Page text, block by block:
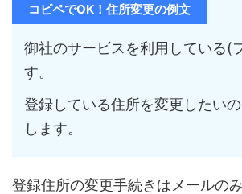
コピペでOK！住所変更の例文
御社のサービスを利用している(
す。
登録している住所を変更したい
します。
登録住所の変更手続きはメールの